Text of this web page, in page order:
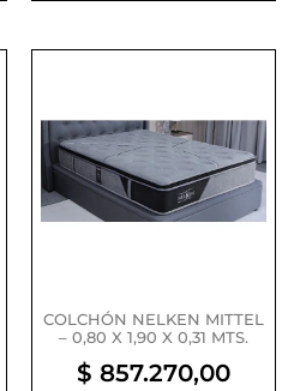
COLCHÓN NELKEN MITTEL
– 0,80 X 1,90 X 0,31 MTS.
$ 857.270,00